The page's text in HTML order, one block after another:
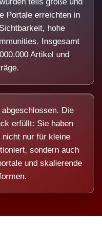
Portale erreichten in
hohe
Insgesamt
Artikel und
Die
erfüllt: Sie haben
nur für kleine
sondern auch
und skalierende